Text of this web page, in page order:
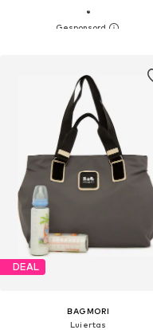
DEAL
BAGMORI
Luiertas